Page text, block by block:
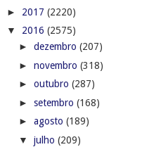
► 2017 (2220)
▼ 2016 (2575)
► dezembro (207)
► novembro (318)
► outubro (287)
► setembro (168)
► agosto (189)
▼ julho (209)